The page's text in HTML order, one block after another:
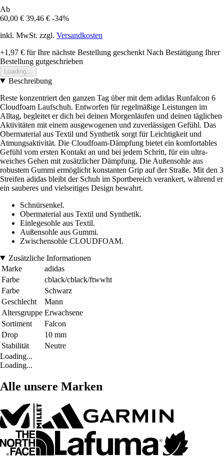
Ab
60,00 € 39,46 € -34%
inkl. MwSt. zzgl. Versandkosten
+1,97 € für Ihre nächste Bestellung geschenkt Nach Bestätigung Ihrer
Bestellung gutgeschrieben
Loading...
Beschreibung
Reste konzentriert den ganzen Tag über mit dem adidas Runfalcon 6
Cloudfoam Laufschuh. Entworfen für regelmäßige Leistungen im
Alltag, begleitet er dich bei deinen Morgenläufen und deinen täglichen
Aktivitäten mit einem ausgewogenen und zuverlässigen Gefühl. Das
Obermaterial aus Textil und Synthetik sorgt für Leichtigkeit und
Atmungsaktivität. Die Cloudfoam-Dämpfung bietet ein komfortables
Gefühl vom ersten Kontakt an und bei jedem Schritt, für ein ultra-
weiches Gehen mit zusätzlicher Dämpfung. Die Außensohle aus
robustem Gummi ermöglicht konstanten Grip auf der Straße. Mit den 3
Streifen adidas bleibt der Schuh im Sportbereich verankert, während er
ein sauberes und vielseitiges Design bewahrt.
Schnürsenkel.
Obermaterial aus Textil und Synthetik.
Einlegesohle aus Textil.
Außensohle aus Gummi.
Zwischensohle CLOUDFOAM.
Zusätzliche Informationen
Marke
adidas
Farbe
cblack/cblack/ftwwht
Farbe
Schwarz
Geschlecht
Mann
Altersgruppe Erwachsene
Sortiment
Falcon
Drop
10 mm
Stabilität
Neutre
Loading...
Loading...
Alle unsere Marken